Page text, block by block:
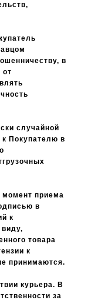
в
от
случайной
к Покупателю в
момент приема
в
к
товара
к
принимаются.
курьера. В
за